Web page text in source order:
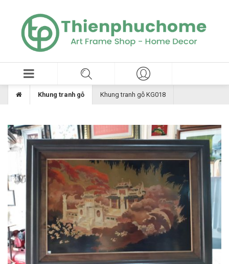
Khung tranh gỗ Khung tranh gỗ KG018